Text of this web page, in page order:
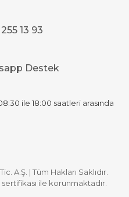
13 93
Destek
ile 18:00 saatleri arasında
A.Ş. | Tüm Hakları Saklıdır.
ile korunmaktadır.